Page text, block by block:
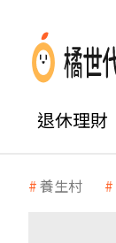
退休理財
養生村